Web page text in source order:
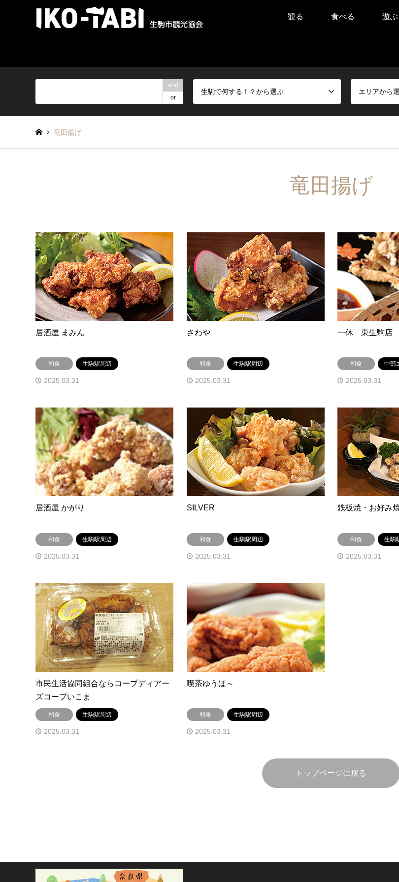
観る 食べる 遊ぶ
and
or
生駒で何する！？から選ぶ エリアから
竜田揚げ
竜田揚げ
居酒屋 まみん
和食 生駒駅周辺
2025.03.31
さわや
和食 生駒駅周辺
2025.03.31
一休 東生駒店
和食 中部
2025.03.31
居酒屋 かがり
和食 生駒駅周辺
2025.03.31
SILVER
和食 生駒駅周辺
2025.03.31
鉄板焼・お好み
和食 生駒
2025.03.31
市民生活協同組合ならコープディアー
ズコープいこま
和食 生駒駅周辺
2025.03.31
喫茶ゆうほ～
和食 生駒駅周辺
2025.03.31
トップページに戻る